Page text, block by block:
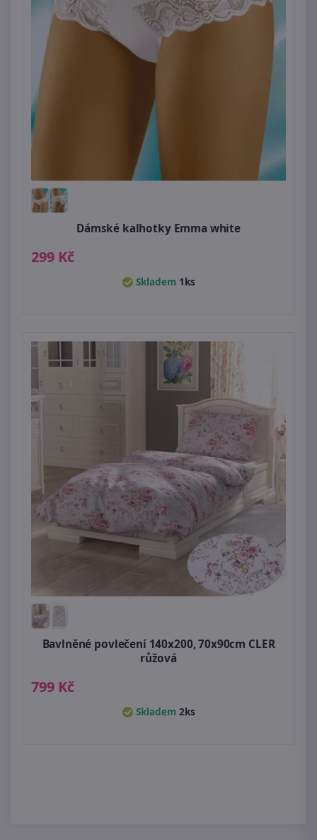
Dámské kalhotky Emma white
299 Kč
Skladem 1ks
Bavlněné povlečení 140x200, 70x90cm CLER
růžová
799 Kč
Skladem 2ks